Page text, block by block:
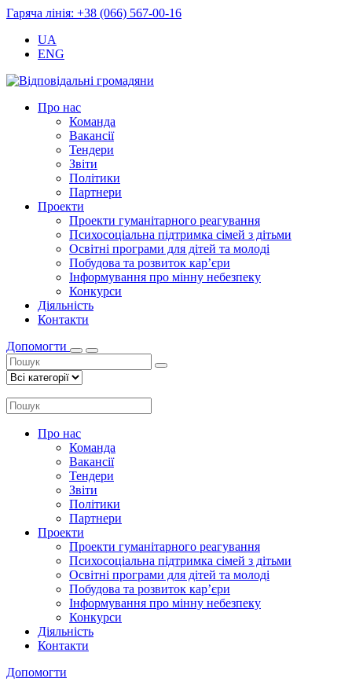
Гаряча лінія: +38 (066) 567-00-16
UA
ENG
Про нас
Команда
Вакансії
Тендери
Звіти
Політики
Партнери
Проекти
Проекти гуманітарного реагування
Психосоціальна підтримка сімей з дітьми
Освітні програми для дітей та молоді
Побудова та розвиток кар’єри
Інформування про мінну небезпеку
Конкурси
Діяльність
Контакти
Допомогти
Про нас
Команда
Вакансії
Тендери
Звіти
Політики
Партнери
Проекти
Проекти гуманітарного реагування
Психосоціальна підтримка сімей з дітьми
Освітні програми для дітей та молоді
Побудова та розвиток кар’єри
Інформування про мінну небезпеку
Конкурси
Діяльність
Контакти
Допомогти